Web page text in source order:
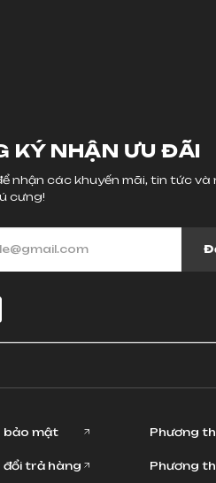
KÝ NHẬN ƯU ĐÃI
nhận các khuyến mãi, tin tức và
cưng!
bảo mật Phương
đổi trả hàng Phương